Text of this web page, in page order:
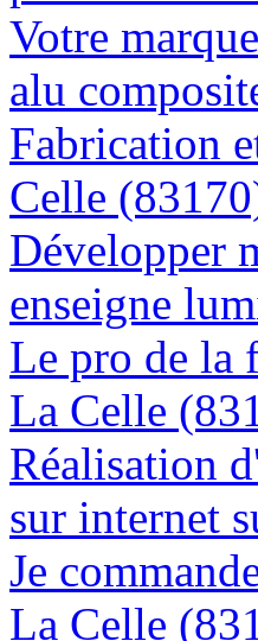
Votre
alu
Fabrication
Celle
Développer
enseigne
Le pro de la
La Celle
Réalisation
sur internet
Je
La Celle